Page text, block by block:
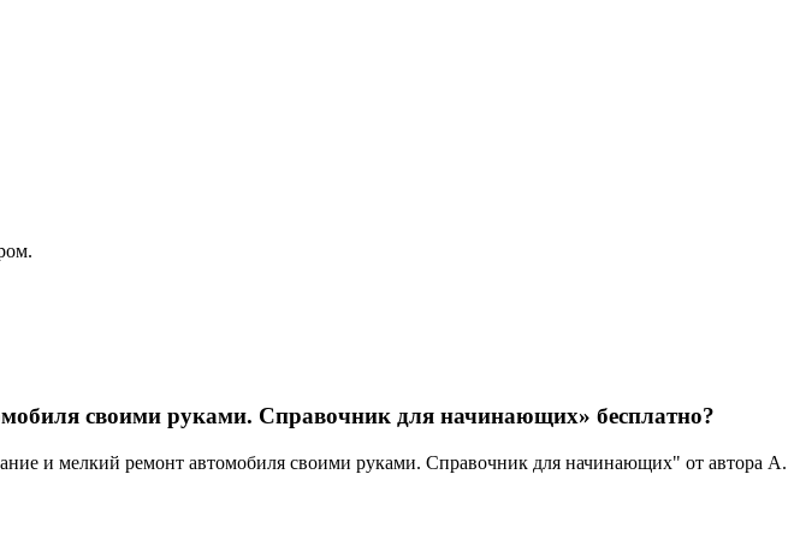
своими руками. Справочник для начинающих» бесплатно?
и мелкий ремонт автомобиля своими руками. Справочник для начинающих" от автора А.